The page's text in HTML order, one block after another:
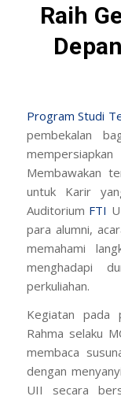
Raih
Program Studi
pembekalan
Membawakan
untuk Karir
Auditorium FTI
para alumni,
memahami
menghadapi
perkuliahan.
Kegiatan
Rahma selaku
membaca
dengan
UII secara